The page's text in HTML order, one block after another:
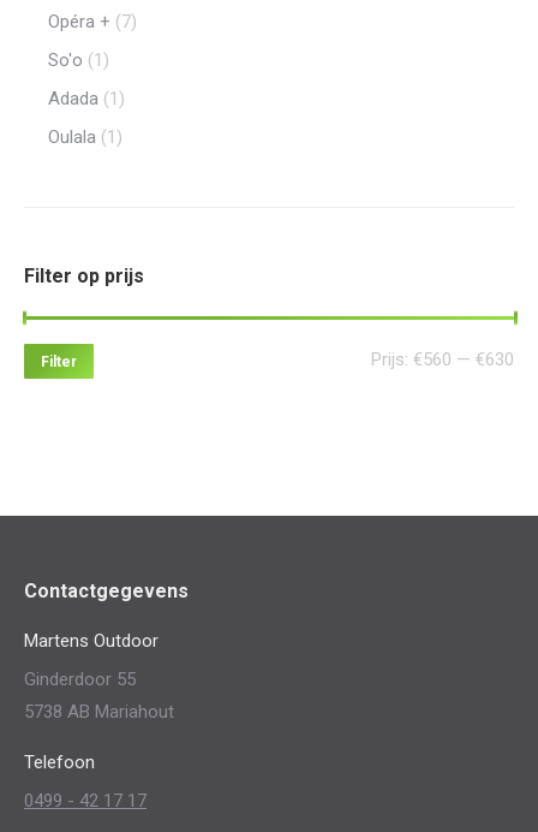
Opéra + (7)
So'o (1)
Adada (1)
Oulala (1)
Filter op prijs
Filter Prijs: €560 — €630
Contactgegevens
Martens Outdoor
Ginderdoor 55
5738 AB Mariahout
Telefoon
0499 - 42 17 17